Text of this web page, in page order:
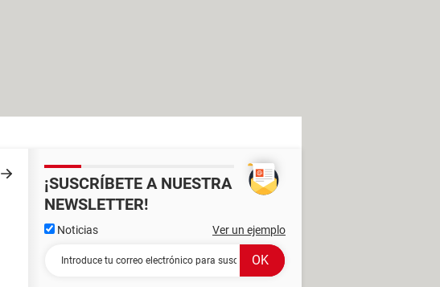
¡SUSCRÍBETE A NUESTRA
NEWSLETTER!
Noticias Ver un ejemplo